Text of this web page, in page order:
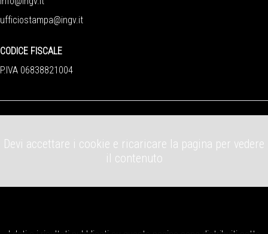
ufficiostampa@ingv.it
CODICE FISCALE
P.IVA 06838821004
Devi accettare i cookie e ricaricare la pagina per vedere
il contenuto